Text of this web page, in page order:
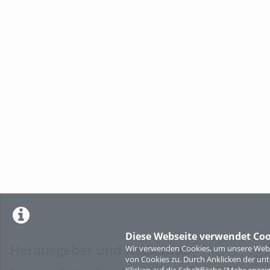
Diese Webseite verwendet
Wir verwenden Cookies, um unsere
von Cookies zu. Durch Anklicken der
Herausgeber und Redaktion